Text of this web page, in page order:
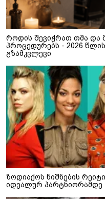
როდის შევიჭრათ თმა და
პროცედურებს - 2026
გზამკვლევი
ზოდიაქოს ნიშნების
იდეალურ პარტნიორამდე